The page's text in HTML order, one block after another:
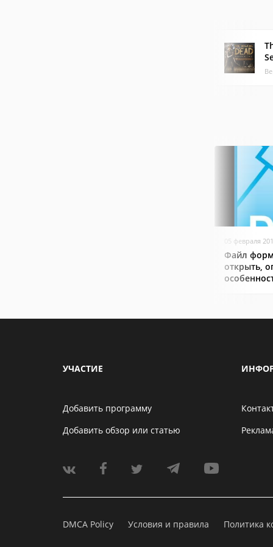
05 февраля
Файл
открыть,
УЧАСТИЕ
Добавить программу
Добавить обзор или статью
DMCA Policy Условия и правила Политика